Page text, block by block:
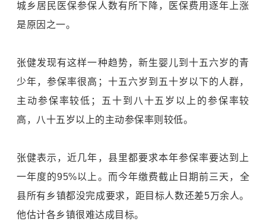
城乡居民医保参保人数有所下降，医保费用逐年上涨
是原因之一。
张健发现有这样一种趋势，新生婴儿到十五六岁的青
少年，参保率很高；十五六岁到五十岁以下的人群，
主动参保率较低；五十到八十五岁以上的参保率较
高，八十五岁以上的主动参保率则较低。
张健表示，近几年，县里都要求本年参保率要达到上
一年度的95%以上。而今年缴费截止日期前三天，全
县所有乡镇都没完成要求，距目标人数还差5万余人。
他估计各乡镇很难达成目标。